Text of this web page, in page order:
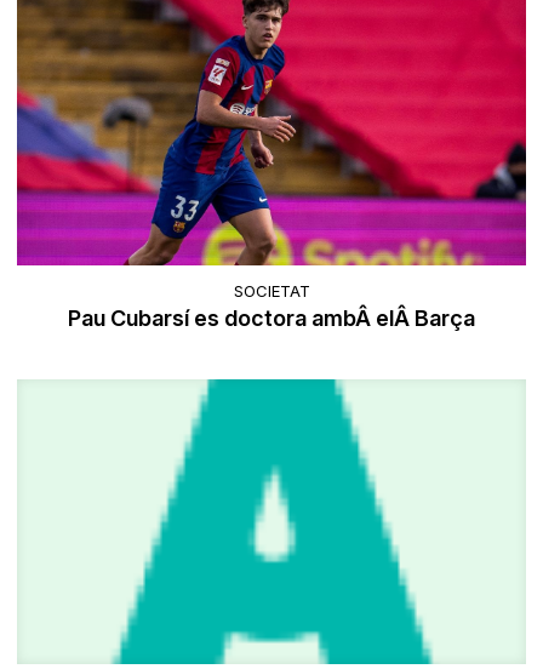
SOCIETAT
Pau Cubarsí es doctora ambÂ elÂ Barça